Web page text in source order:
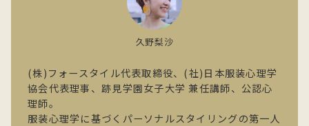
久野梨沙
(株)フォースタイル代表取締役、(社)日本服装心理学
協会代表理事、跡見学園女子大学 兼任講師、公認心
理師。
服装心理学に基づくパーソナルスタイリングの第一人